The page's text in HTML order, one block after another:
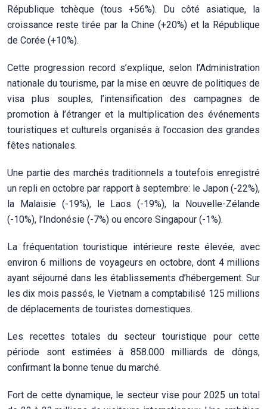
République tchèque (tous +56%). Du côté asiatique, la
croissance reste tirée par la Chine (+20%) et la République
de Corée (+10%).
Cette progression record s’explique, selon l’Administration
nationale du tourisme, par la mise en œuvre de politiques de
visa plus souples, l’intensification des campagnes de
promotion à l’étranger et la multiplication des événements
touristiques et culturels organisés à l’occasion des grandes
fêtes nationales.
Une partie des marchés traditionnels a toutefois enregistré
un repli en octobre par rapport à septembre: le Japon (-22%),
la Malaisie (-19%), le Laos (-19%), la Nouvelle-Zélande
(-10%), l’Indonésie (-7%) ou encore Singapour (-1%).
La fréquentation touristique intérieure reste élevée, avec
environ 6 millions de voyageurs en octobre, dont 4 millions
ayant séjourné dans les établissements d’hébergement. Sur
les dix mois passés, le Vietnam a comptabilisé 125 millions
de déplacements de touristes domestiques.
Les recettes totales du secteur touristique pour cette
période sont estimées à 858.000 milliards de dôngs,
confirmant la bonne tenue du marché.
Fort de cette dynamique, le secteur vise pour 2025 un total